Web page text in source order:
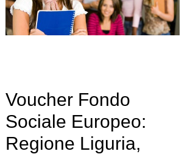
Voucher Fondo
Sociale Europeo:
Regione Liguria,